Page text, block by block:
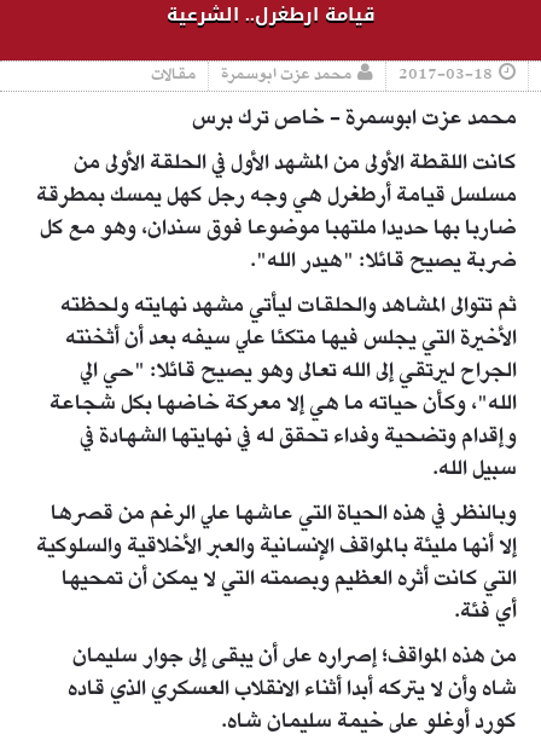
قيامة ارطغرل.. الشرعية
2017-03-18 محمد عزت ابوسمرة مقالات
محمد عزت ابوسمرة - خاص ترك برس
كانت اللقطة الأولى من المشهد الأول في الحلقة الأولى من
مسلسل قيامة أرطغرل هي وجه رجل كهل يمسك بمطرقة
ضاربا بها حديدا ملتهبا موضوعا فوق سندان، وهو مع كل
ضربة يصيح قائلا: "هيدر الله".
ثم تتوالى المشاهد والحلقات ليأتي مشهد نهايته ولحظته
الأخيرة التي يجلس فيها متكئا علي سيفه بعد أن أثخنته
الجراح ليرتقي إلى الله تعالى وهو يصيح قائلا: "حي الي
الله"، وكأن حياته ما هي إلا معركة خاضها بكل شجاعة
وإقدام وتضحية وفداء تحقق له في نهايتها الشهادة في
سبيل الله.
وبالنظر في هذه الحياة التي عاشها علي الرغم من قصرها
إلا أنها مليئة بالمواقف الإنسانية والعبر الأخلاقية والسلوكية
التي كانت أثره العظيم وبصمته التي لا يمكن أن تمحيها
أي فئة.
من هذه المواقف؛ إصراره على أن يبقى إلى جوار سليمان
شاه وأن لا يتركه أبدا أثناء الانقلاب العسكري الذي قاده
كورد أوغلو على خيمة سليمان شاه.